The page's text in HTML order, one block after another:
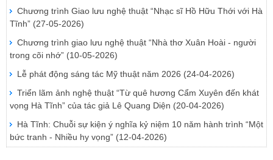
Chương trình Giao lưu nghệ thuật “Nhạc sĩ Hồ Hữu Thới với Hà
Tĩnh” (27-05-2026)
Chương trình giao lưu nghệ thuật “Nhà thơ Xuân Hoài - người
trong cõi nhớ” (10-05-2026)
Lễ phát động sáng tác Mỹ thuật năm 2026 (24-04-2026)
Triển lãm ảnh nghệ thuật “Từ quê hương Cẩm Xuyên đến khát
vọng Hà Tĩnh” của tác giả Lê Quang Diện (20-04-2026)
Hà Tĩnh: Chuỗi sự kiện ý nghĩa kỷ niệm 10 năm hành trình “Một
bức tranh - Nhiều hy vọng” (12-04-2026)